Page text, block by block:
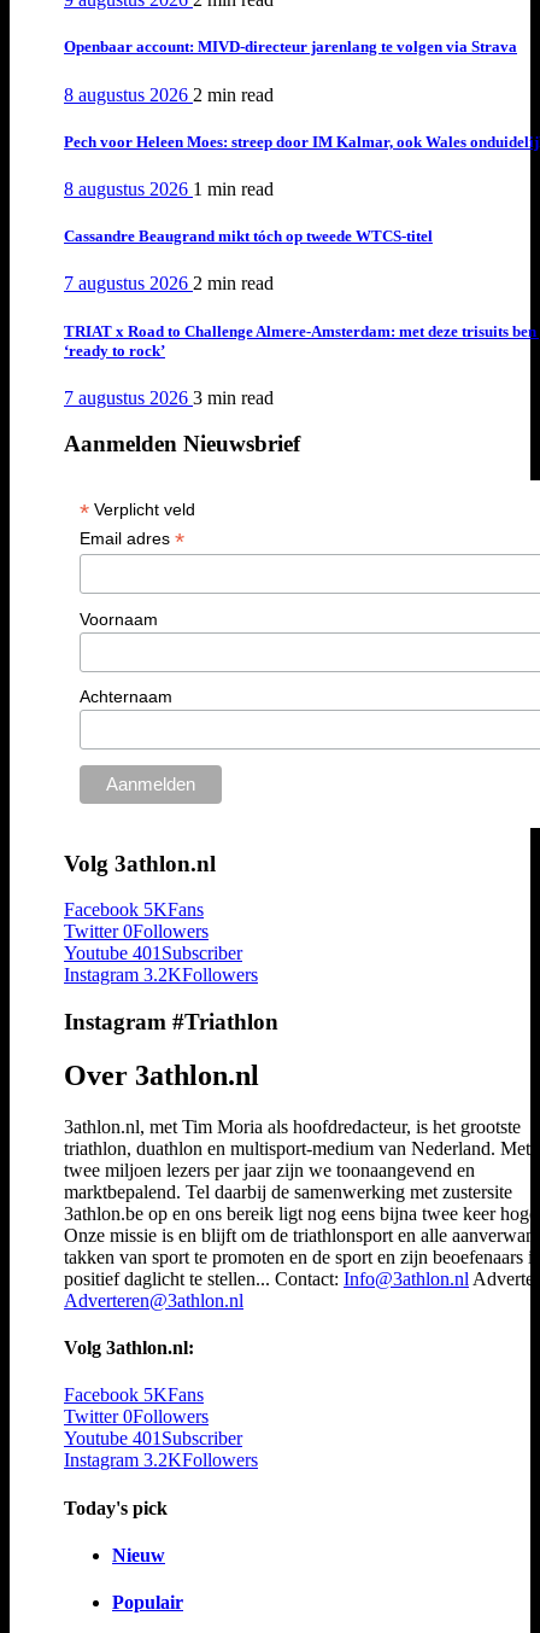
Openbaar account: MIVD-directeur jarenlang te volgen via Strava
8 augustus 2026 2 min read
Pech voor Heleen Moes: streep door IM Kalmar, ook Wales
8 augustus 2026 1 min read
Cassandre Beaugrand mikt tóch op tweede WTCS-titel
7 augustus 2026 2 min read
TRIAT x Road to Challenge Almere-Amsterdam: met deze trisuits ben
‘ready to rock’
7 augustus 2026 3 min read
Aanmelden Nieuwsbrief
*Verplicht veld
Email adres *
Voornaam
Achternaam
Volg 3athlon.nl
Facebook 5KFans
Twitter 0Followers
Youtube 401 Subscriber
Instagram 3.2KFollowers
Instagram #Triathlon
Over 3athlon.nl
3athlon.nl, met Tim Moria als hoofdredacteur, is het grootste
triathlon, duathlon en multisport-medium van Nederland. Met
twee miljoen lezers per jaar zijn we toonaangevend en
marktbepalend. Tel daarbij de samenwerking met zustersite
3athlon.be op en ons bereik ligt nog eens bijna twee keer
Onze missie is en blijft om de triathlonsport en alle
takken van sport te promoten en de sport en zijn beoefenaars
positief daglicht te stellen... Contact: Info@3athlon.nl
Adverteren@3athlon.nl
Volg 3athlon.nl:
Facebook 5KFans
Twitter 0Followers
Youtube 401 Subscriber
Instagram 3.2KFollowers
Today's pick
Nieuw
Populair